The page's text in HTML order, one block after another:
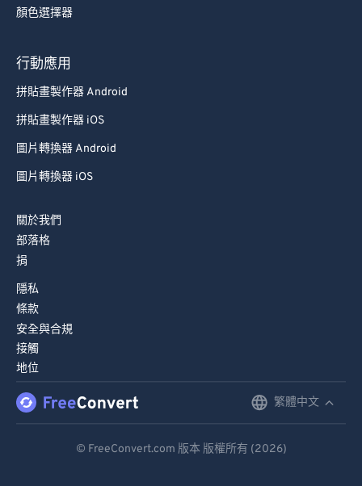
顏色選擇器
行動應用
拼貼畫製作器 Android
拼貼畫製作器 iOS
圖片轉換器 Android
圖片轉換器 iOS
關於我們
部落格
捐
隱私
條款
安全與合規
接觸
地位
繁體中文
© FreeConvert.com 版本 版權所有 (2026)